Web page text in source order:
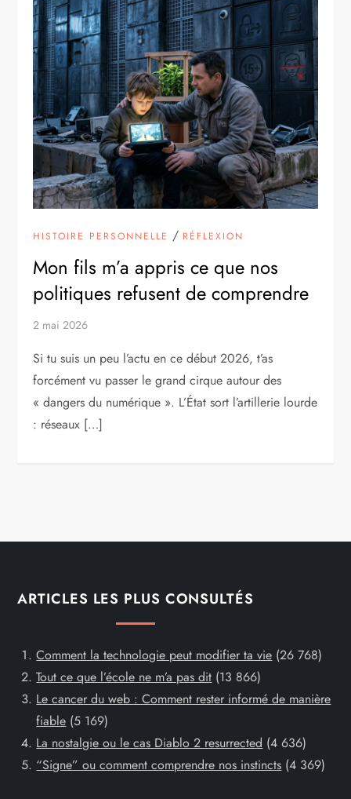
HISTOIRE PERSONNELLE / RÉFLEXION
Mon fils m’a appris ce que nos
politiques refusent de comprendre
2 mai 2026
Si tu suis un peu l’actu en ce début 2026, t’as
forcément vu passer le grand cirque autour des
« dangers du numérique ». L’État sort l’artillerie lourde
: réseaux […]
ARTICLES LES PLUS CONSULTÉS
Comment la technologie peut modifier ta vie (26 768)
Tout ce que l’école ne m’a pas dit (13 866)
Le cancer du web : Comment rester informé de manière
fiable (5 169)
La nostalgie ou le cas Diablo 2 resurrected (4 636)
“Signe” ou comment comprendre nos instincts (4 369)